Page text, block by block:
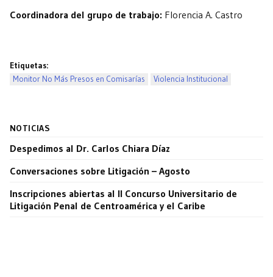
Coordinadora del grupo de trabajo: Florencia A. Castro
Etiquetas:
Monitor No Más Presos en Comisarías
Violencia Institucional
NOTICIAS
Despedimos al Dr. Carlos Chiara Díaz
Conversaciones sobre Litigación – Agosto
Inscripciones abiertas al II Concurso Universitario de
Litigación Penal de Centroamérica y el Caribe